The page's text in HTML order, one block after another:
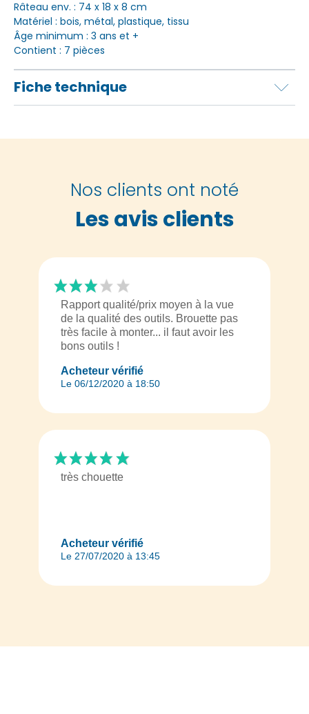
Râteau env. : 74 x 18 x 8 cm
Matériel : bois, métal, plastique, tissu
Âge minimum : 3 ans et +
Contient : 7 pièces
Fiche technique
Nos clients ont noté
Les avis clients
Acheteur vérifié
Le 06/12/2020 à 18:50
Rapport qualité/prix moyen à la vue
de la qualité des outils. Brouette pas
très facile à monter... il faut avoir les
bons outils !
Acheteur vérifié
Le 27/07/2020 à 13:45
très chouette